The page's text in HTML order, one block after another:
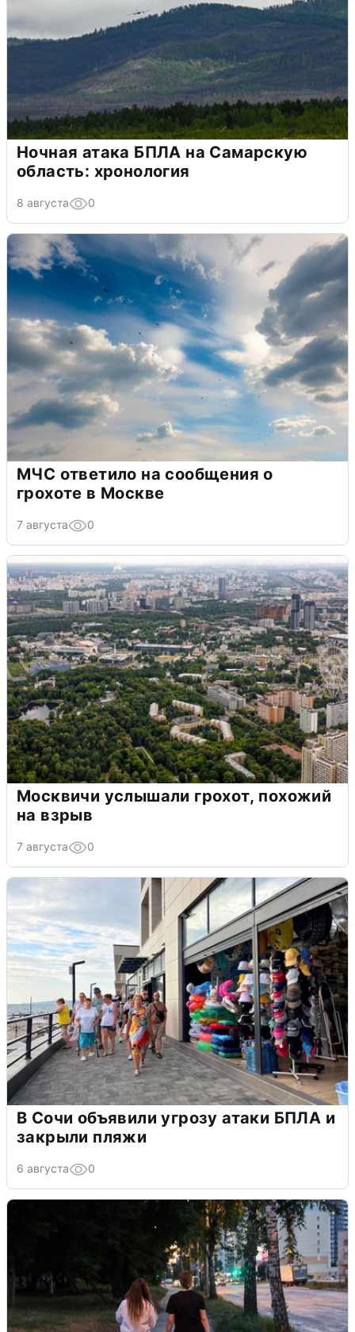
Ночная атака БПЛА на Самарскую
область: хронология
8 августа 0
МЧС ответило на сообщения о
грохоте в Москве
7 августа 0
Москвичи услышали грохот, похожий
на взрыв
7 августа 0
В Сочи объявили угрозу атаки БПЛА и
закрыли пляжи
6 августа 0